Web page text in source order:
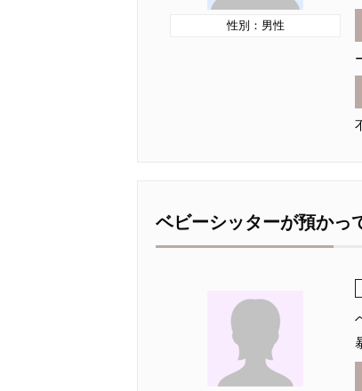
性別：男性
ベビーシッターが預かっ